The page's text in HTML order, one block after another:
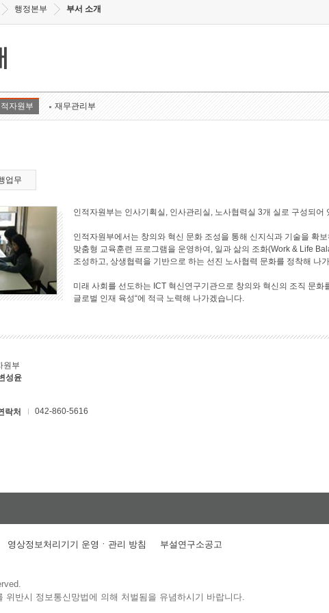
행정본부 부서 소개
자원부 재무관리부
업무
인적자원부는 인사기획실, 인사관리실, 노사협력실 3개 실로 구성되어
인적자원부에서는 창의와 혁신 문화 조성을 통해 신지식과 기술을 확
맞춤형 교육훈련 프로그램을 운영하여, 일과 삶의 조화(Work & Life
조성하고, 상생협력을 기반으로 하는 선진 노사협력 문화를 정착해 나
미래 사회를 선도하는 ICT 혁신연구기관으로 창의와 혁신의 조직 문
글로벌 인재 육성“에 적극 노력해 나가겠습니다.
원부
성윤
락처 042-860-5616
영상정보처리기기 운영ㆍ관리 방침 부설연구소공고
반시 정보통신망법에 의해 처벌됨을 유념하시기 바랍니다.